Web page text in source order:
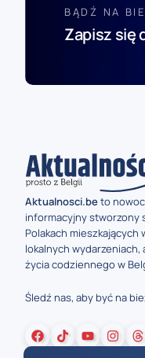
BĄDŹ NA
Zapisz się
Aktualnosci.beto
informacyjny stworzony
Polakach mieszkających
lokalnych
życia codziennego w
Śledź nas, aby być na